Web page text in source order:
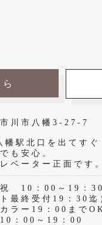
川市八幡3-27-7
幡駅北口を出てすぐ
も安心。
ベーター正面です
祝 10：00～19：30
ト最終受付19：30迄
ラー19：00まで
：00～19：00